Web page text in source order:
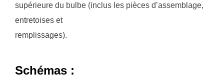
supérieure du bulbe (inclus les pièces d’assemblage,
entretoises et
remplissages).
Schémas :